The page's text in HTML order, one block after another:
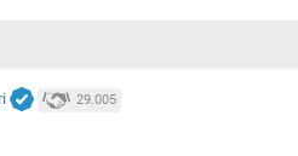
29.005